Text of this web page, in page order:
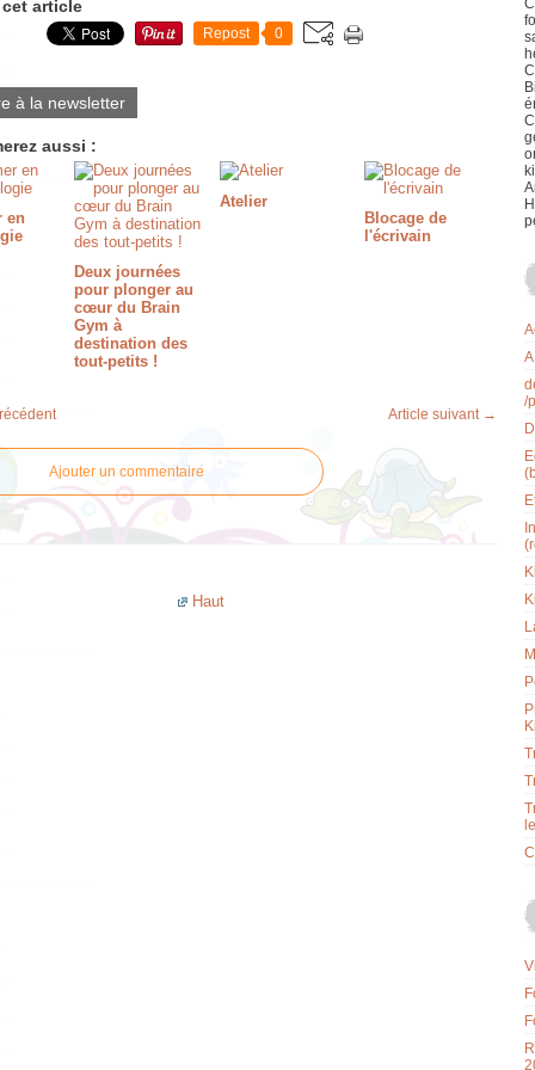
article
Repost 0
à la newsletter
aussi :
en
Deux journées
pour plonger au
cœur du Brain
Gym à
destination des
tout-petits !
Atelier
Blocage de
l'écrivain
Article suivant →
Ajouter un commentaire
Haut
/